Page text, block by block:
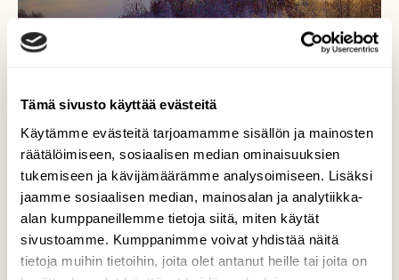
Tämä sivusto käyttää evästeitä
Käytämme evästeitä tarjoamamme sisällön ja mainosten
räätälöimiseen, sosiaalisen median ominaisuuksien
tukemiseen ja kävijämäärämme analysoimiseen. Lisäksi
jaamme sosiaalisen median, mainosalan ja analytiikka-
alan kumppaneillemme tietoja siitä, miten käytät
sivustoamme. Kumppanimme voivat yhdistää näitä
tietoja muihin tietoihin, joita olet antanut heille tai joita on
Upea iltapäivä joella!
Kun aurinko tuli vähäksi aikaa näkyviin,sai
joen ympäristö kauniin värimaailman!
Pakkasyön jälkeen!